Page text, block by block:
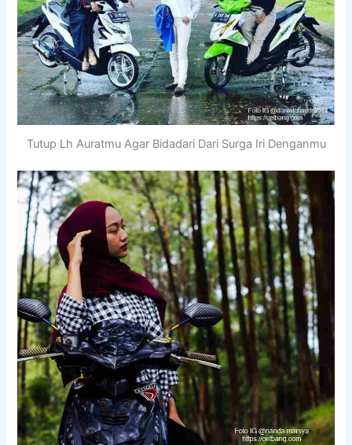
Tutup Lh Auratmu Agar Bidadari Dari Surga Iri Denganmu